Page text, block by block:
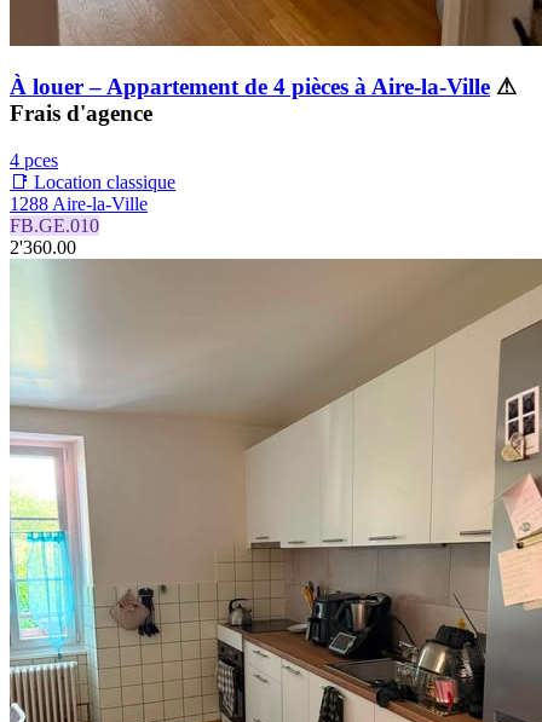
À louer – Appartement de 4 pièces à Aire-la-Ville ⚠
Frais d'agence
4 pces
📑 Location classique
1288 Aire-la-Ville
FB.GE.010
2'360.00